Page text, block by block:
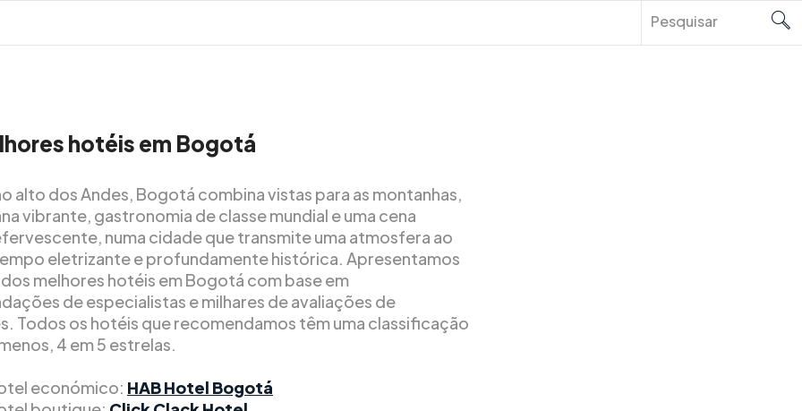
hotéis em Bogotá
alto dos Andes, Bogotá combina vistas para as montanhas,
vibrante, gastronomia de classe mundial e uma cena
numa cidade que transmite uma atmosfera ao
eletrizante e profundamente histórica. Apresentamos
melhores hotéis em Bogotá com base em
de especialistas e milhares de avaliações de
Todos os hotéis que recomendamos têm uma classificação
4 em 5 estrelas.
económico: HAB Hotel Bogotá